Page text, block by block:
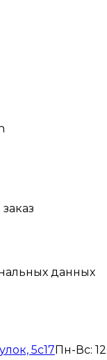
данных
5с17 Пн-Вс: